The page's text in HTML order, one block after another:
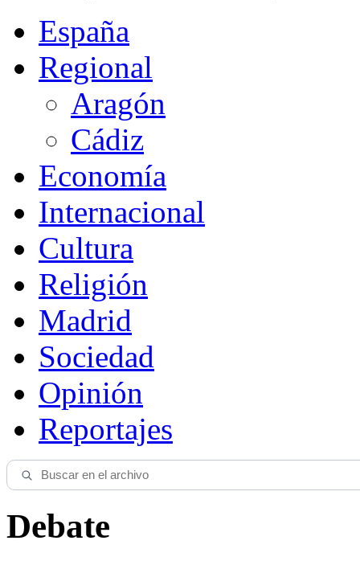
España
Regional
Aragón
Cádiz
Economía
Internacional
Cultura
Religión
Madrid
Sociedad
Opinión
Reportajes
Debate